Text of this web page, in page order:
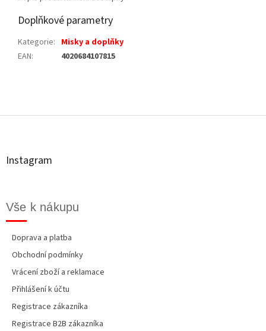
Doplňkové parametry
Kategorie: Misky a doplňky
EAN: 4020684107815
á
Instagram
Vše k nákupu
Doprava a platba
Obchodní podmínky
Vrácení zboží a reklamace
Přihlášení k účtu
Registrace zákazníka
Registrace B2B zákazníka